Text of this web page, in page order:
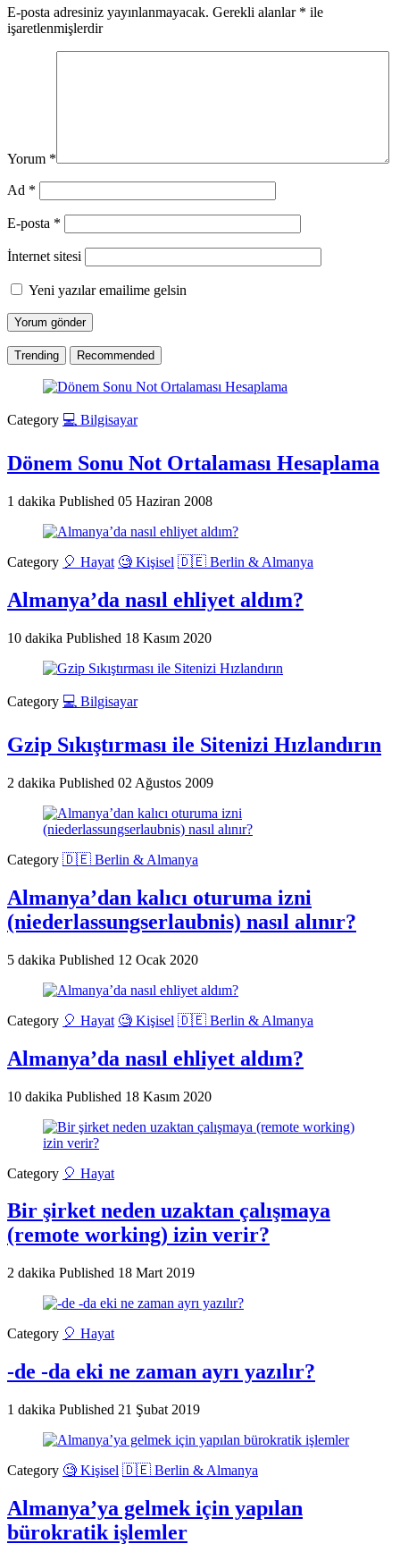
E-posta adresiniz yayınlanmayacak. Gerekli alanlar * ile
işaretlenmişlerdir
Yorum *
Ad *
E-posta *
İnternet sitesi
Yeni yazılar emailime gelsin
Trending Recommended
Category 💻 Bilgisayar
Dönem Sonu Not Ortalaması Hesaplama
1 dakika Published 05 Haziran 2008
Category 🎈 Hayat 🧐 Kişisel 🇩🇪 Berlin & Almanya
Almanya’da nasıl ehliyet aldım?
10 dakika Published 18 Kasım 2020
Category 💻 Bilgisayar
Gzip Sıkıştırması ile Sitenizi Hızlandırın
2 dakika Published 02 Ağustos 2009
Category 🇩🇪 Berlin & Almanya
Almanya’dan kalıcı oturuma izni
(niederlassungserlaubnis) nasıl alınır?
5 dakika Published 12 Ocak 2020
Category 🎈 Hayat 🧐 Kişisel 🇩🇪 Berlin & Almanya
Almanya’da nasıl ehliyet aldım?
10 dakika Published 18 Kasım 2020
Category 🎈 Hayat
Bir şirket neden uzaktan çalışmaya
(remote working) izin verir?
2 dakika Published 18 Mart 2019
Category 🎈 Hayat
-de -da eki ne zaman ayrı yazılır?
1 dakika Published 21 Şubat 2019
Category 🧐 Kişisel 🇩🇪 Berlin & Almanya
Almanya’ya gelmek için yapılan
bürokratik işlemler